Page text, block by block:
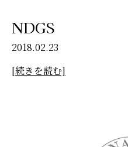
NDGS
2018.02.23
[続きを読む]